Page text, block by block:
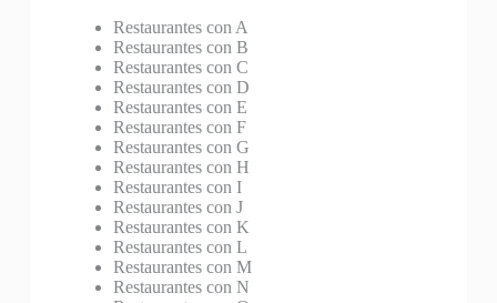
Restaurantes con A
Restaurantes con B
Restaurantes con C
Restaurantes con D
Restaurantes con E
Restaurantes con F
Restaurantes con G
Restaurantes con H
Restaurantes con I
Restaurantes con J
Restaurantes con K
Restaurantes con L
Restaurantes con M
Restaurantes con N